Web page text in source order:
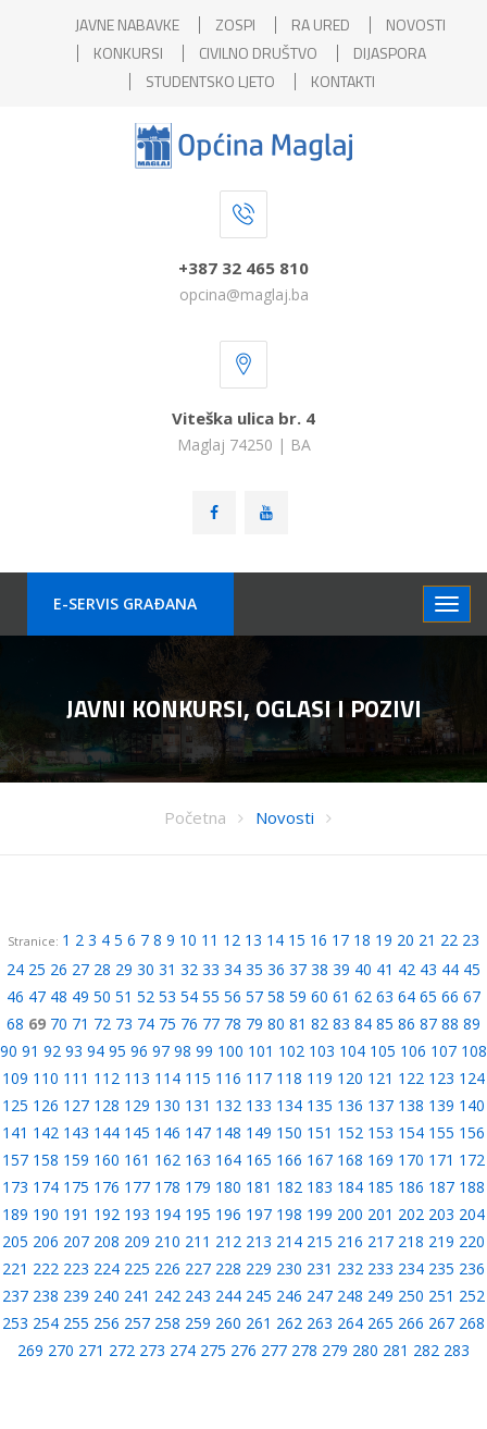
JAVNE NABAVKE ZOSPI RA URED
NOVOSTI
KONKURSI
CIVILNO DRUŠTVO
DIJASPORA
STUDENTSKO LJETO
KONTAKTI
+387 32 465 810
opcina@maglaj.ba
Viteška ulica br. 4
Maglaj 74250 | BA
E-SERVIS GRAÐANA
JAVNI KONKURSI, OGLASI I POZIVI
Početna Novosti
Stranice: 1 2 3 4 5 6 7 8 9 10 11 12 13 14 15 16 17 18 19 20 21 22 23
24 25 26 27 28 29 30 31 32 33 34 35 36 37 38 39 40 41 42 43 44 45
46 47 48 49 50 51 52 53 54 55 56 57 58 59 60 61 62 63 64 65 66 67
68 69 70 71 72 73 74 75 76 77 78 79 80 81 82 83 84 85 86 87 88 89
90 91 92 93 94 95 96 97 98 99 100 101 102 103 104 105 106 107 108
109 110 111 112 113 114 115 116 117 118 119 120 121 122 123 124
125 126 127 128 129 130 131 132 133 134 135 136 137 138 139 140
141 142 143 144 145 146 147 148 149 150 151 152 153 154 155 156
157 158 159 160 161 162 163 164 165 166 167 168 169 170 171 172
173 174 175 176 177 178 179 180 181 182 183 184 185 186 187 188
189 190 191 192 193 194 195 196 197 198 199 200 201 202 203 204
205 206 207 208 209 210 211 212 213 214 215 216 217 218 219 220
221 222 223 224 225 226 227 228 229 230 231 232 233 234 235 236
237 238 239 240 241 242 243 244 245 246 247 248 249 250 251 252
253 254 255 256 257 258 259 260 261 262 263 264 265 266 267 268
269 270 271 272 273 274 275 276 277 278 279 280 281 282 283